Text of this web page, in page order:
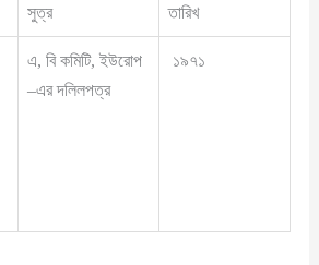
সুত্র তারিখ
এ, বি কমিটি, ইউরোপ
–এর দলিলপত্র
১৯৭১